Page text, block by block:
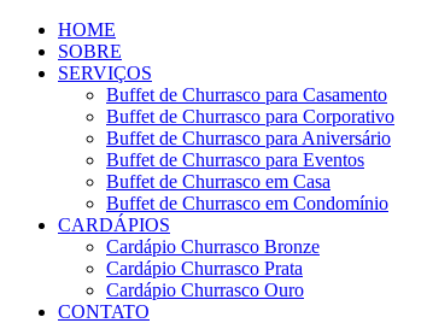
HOME
SOBRE
SERVIÇOS
Buffet de Churrasco para Casamento
Buffet de Churrasco para Corporativo
Buffet de Churrasco para Aniversário
Buffet de Churrasco para Eventos
Buffet de Churrasco em Casa
Buffet de Churrasco em Condomínio
CARDÁPIOS
Cardápio Churrasco Bronze
Cardápio Churrasco Prata
Cardápio Churrasco Ouro
CONTATO